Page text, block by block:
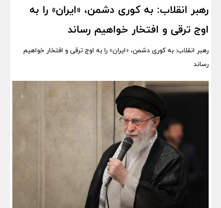
رهبر انقلاب: به کوری دشمن، «ایران» را به
اوج ترقی و افتخار خواهیم رساند
رهبر انقلاب: به کوری دشمن، «ایران» را به اوج ترقی و افتخار خواهیم
رساند